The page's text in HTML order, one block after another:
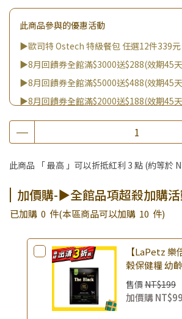
此商品參與的優惠活動
▶歐司特 Ostech 特級餐包 任選12件339元
▶8月回饋券全館滿$3000送$288(效期45
▶8月回饋券全館滿$5000送$488(效期45
▶8月回饋券全館滿$2000送$188(效期45
▶8月回饋券全館滿$8000送$888(效期45
▶消費滿999｜享超值價$299加購BIO UP面
組！
▶王國加購活動 訂單享超值優惠價加購好
▶全館品項超殺加購活動開跑啦！
止)
此商品 「 最高 」可以折抵紅利 3 點 (約等於
加價購-▶全館品項超殺加購活
已加購 0 件(本區商品可以加購 10 件)
【LaPetz 樂
榖保健糧 幼
｜(廠效期
狗飼料 幼犬
即期品
售價 NT$199
加價購NT$99